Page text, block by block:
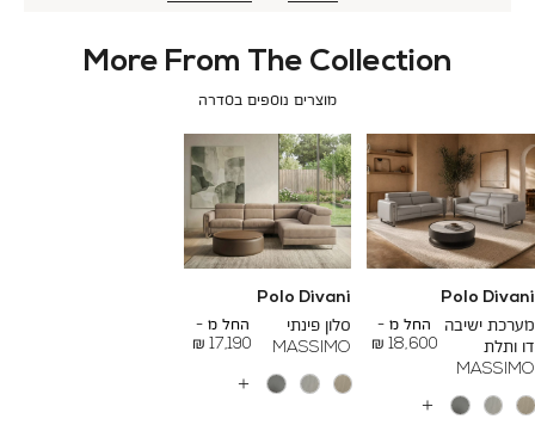
More From The Collection
מוצרים נוספים בסדרה
Polo Divani
מערכת ישיבה
דו ותלת
MASSIMO
החל מ -
18,600 ₪
To
24,000 ₪
עוד
Polo Divani
סלון פינתי
MASSIMO
החל מ -
17,190 ₪
To
26,000 ₪
עוד